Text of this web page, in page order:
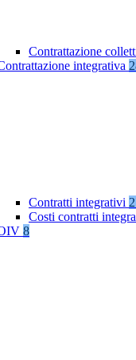
Contrattazione
integrativa
Contratti integrativi
Costi contratti
8